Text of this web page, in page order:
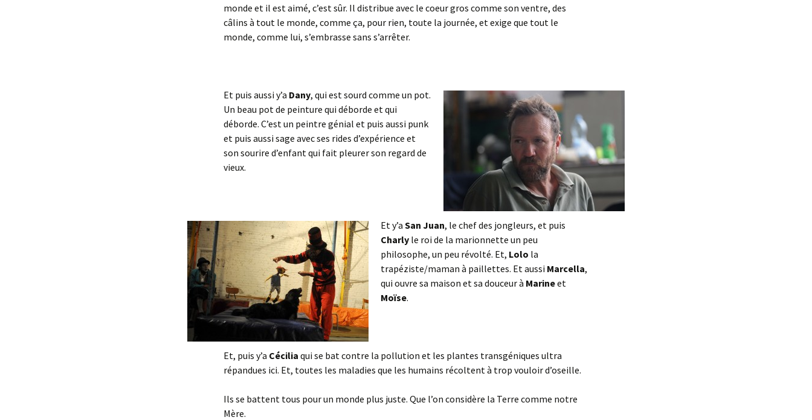
monde et il est aimé, c’est sûr. Il distribue avec le coeur gros comme son ventre, des
câlins à tout le monde, comme ça, pour rien, toute la journée, et exige que tout le
monde, comme lui, s’embrasse sans s’arrêter.
Et puis aussi y’a Dany, qui est sourd comme un pot.
Un beau pot de peinture qui déborde et qui
déborde. C’est un peintre génial et puis aussi punk
et puis aussi sage avec ses rides d’expérience et
son sourire d’enfant qui fait pleurer son regard de
vieux.
Et y’a San Juan, le chef des jongleurs, et puis
Charly le roi de la marionnette un peu
philosophe, un peu révolté. Et, Lolo la
trapéziste/maman à paillettes. Et aussi Marcella,
qui ouvre sa maison et sa douceur à Marineet
Moïse.
Et, puis y’a Cécilia qui se bat contre la pollution et les plantes transgéniques ultra
répandues ici. Et, toutes les maladies que les humains récoltent à trop vouloir d’oseille.
Ils se battent tous pour un monde plus juste. Que l’on considère la Terre comme notre
Mère.